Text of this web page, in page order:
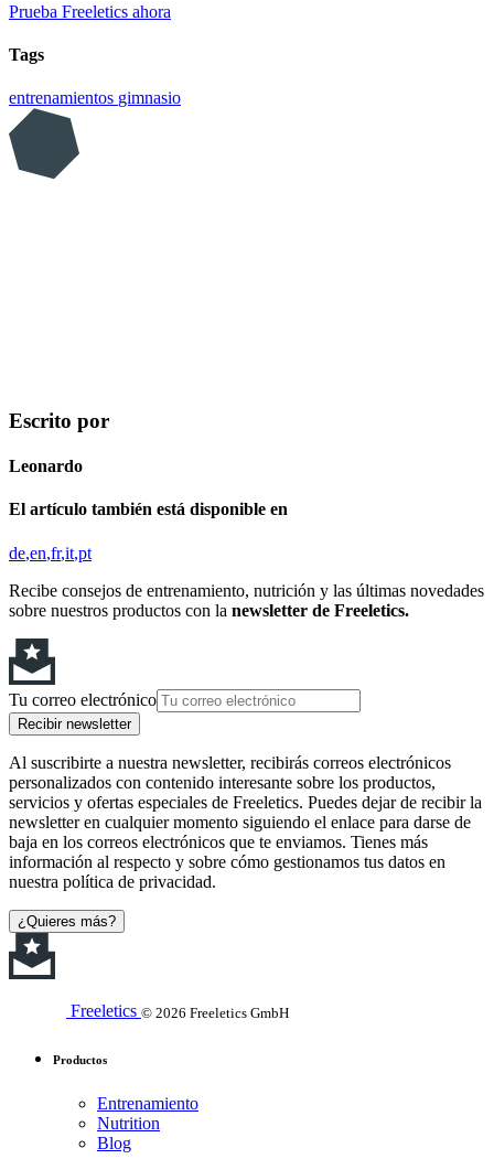
Prueba Freeletics ahora
Tags
entrenamientos gimnasio
Escrito por
Leonardo
El artículo también está disponible en
de en fr it pt
Recibe consejos de entrenamiento, nutrición y las últimas novedades
sobre nuestros productos con la newsletter de Freeletics.
Tu correo electrónico
Recibir newsletter
Al suscribirte a nuestra newsletter, recibirás correos electrónicos
personalizados con contenido interesante sobre los productos,
servicios y ofertas especiales de Freeletics. Puedes dejar de recibir la
newsletter en cualquier momento siguiendo el enlace para darse de
baja en los correos electrónicos que te enviamos. Tienes más
información al respecto y sobre cómo gestionamos tus datos en
nuestra política de privacidad.
¿Quieres más?
Freeletics © 2026 Freeletics GmbH
Productos
Entrenamiento
Nutrition
Blog